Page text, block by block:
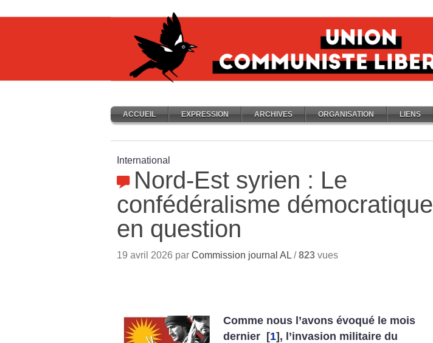
ACCUEIL EXPRESSION ARCHIVES ORGANISATION LIENS
International
Nord-Est syrien : Le
confédéralisme démocratique
en question
19 avril 2026 par Commission journal AL /823 vues
Comme nous l’avons évoqué le mois
dernier
[1] , l’invasion militaire du